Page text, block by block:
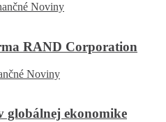
Noviny
RAND Corporation
Noviny
globálnej ekonomike